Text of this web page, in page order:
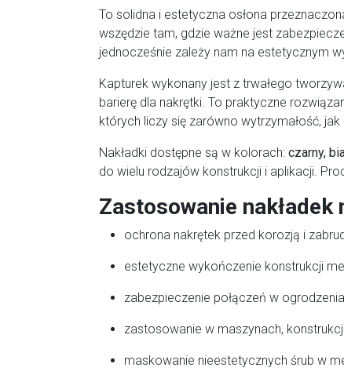
To solidna i estetyczna osłona
wszędzie tam, gdzie ważne jest
jednocześnie zależy nam na estetycznym
Kapturek wykonany jest z trwałego
barierę dla nakrętki. To praktyczne
których liczy się zarówno wytrzymałość, jak
Nakładki dostępne są w kolorach: czarny,
do wielu rodzajów konstrukcji i aplikacji.
Zastosowanie
ochrona nakrętek przed korozją i
estetyczne wykończenie konstrukcji
zabezpieczenie połączeń w
zastosowanie w maszynach,
maskowanie nieestetycznych śrub w